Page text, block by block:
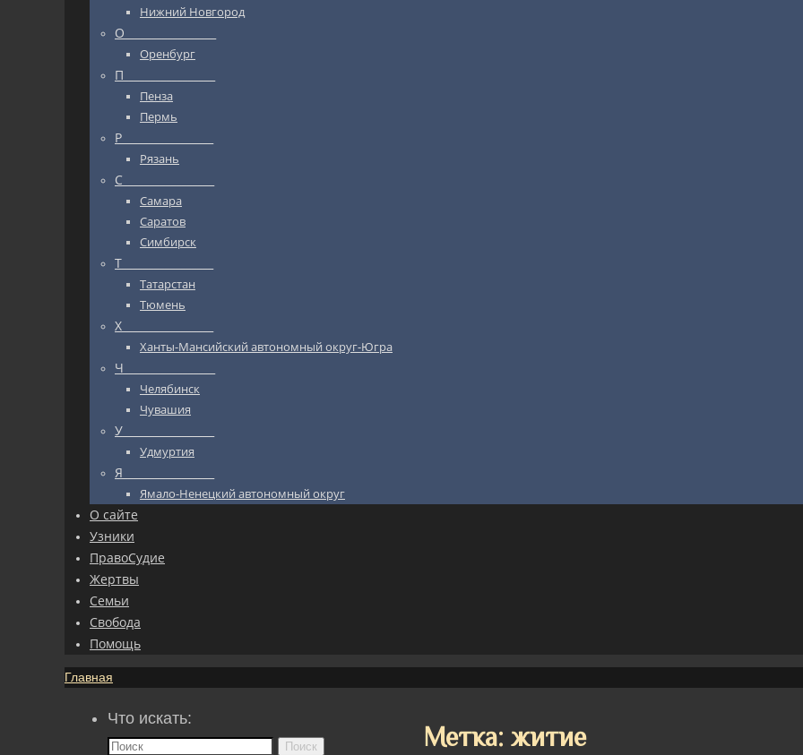
Нижний Новгород
О_________________
Оренбург
П_________________
Пенза
Пермь
Р_________________
Рязань
С_________________
Самара
Саратов
Симбирск
Т_________________
Татарстан
Тюмень
Х_________________
Ханты-Мансийский автономный округ-Югра
Ч_________________
Челябинск
Чувашия
У_________________
Удмуртия
Я_________________
Ямало-Ненецкий автономный округ
О сайте
Узники
ПравоСудие
Жертвы
Семьи
Свобода
Помощь
Главная
Метка: житие
Что искать:
Поиск